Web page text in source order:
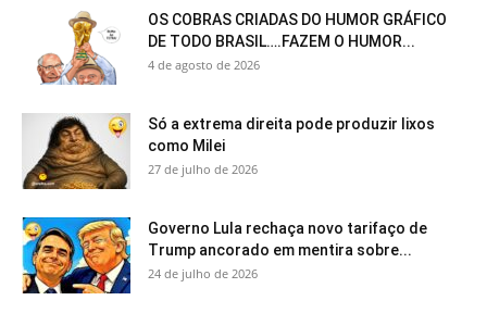
OS COBRAS CRIADAS DO HUMOR GRÁFICO
DE TODO BRASIL….FAZEM O HUMOR...
4 de agosto de 2026
Só a extrema direita pode produzir lixos
como Milei
27 de julho de 2026
Governo Lula rechaça novo tarifaço de
Trump ancorado em mentira sobre...
24 de julho de 2026